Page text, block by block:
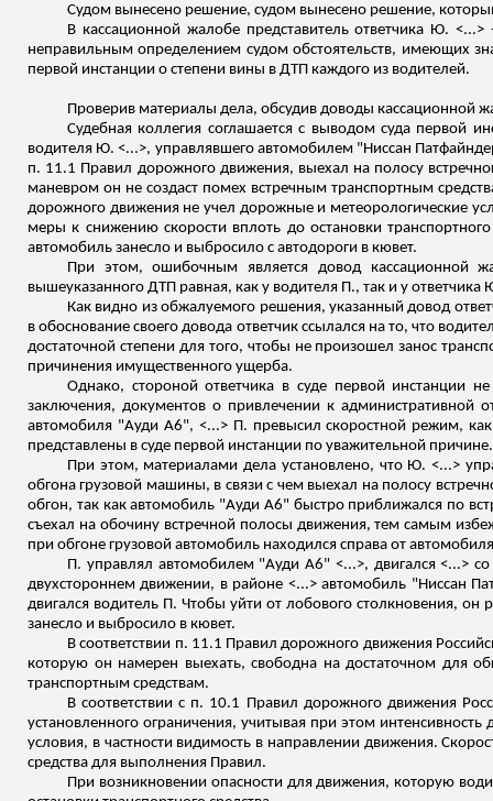
Судом вынесено решение, судом вынесено решение,
В кассационной жалобе представитель ответчика Ю.
неправильным определением судом обстоятельств, имеющих
первой инстанции о степени вины в ДТП каждого из водителей.
Проверив материалы дела, обсудив доводы кассационной
Судебная коллегия соглашается с выводом суда первой
водителя Ю. <...>, управлявшего автомобилем "Ниссан
п. 11.1 Правил дорожного движения, выехал на полосу
маневром он не создаст помех встречным транспортным
дорожного движения не учел дорожные и метеорологические
меры к снижению скорости вплоть до остановки
автомобиль занесло и выбросило с автодороги в кювет.
При этом, ошибочным является довод кассационной
вышеуказанного ДТП равная, как у водителя П., так и у ответчика
Как видно из обжалуемого решения, указанный довод
в обоснование своего довода ответчик ссылался на то, что
достаточной степени для того, чтобы не произошел занос
причинения имущественного ущерба.
Однако, стороной ответчика в суде первой инстанции
заключения, документов о привлечении к административной
автомобиля "Ауди A6", <...> П. превысил скоростной режим,
представлены в суде первой инстанции по уважительной причине.
При этом, материалами дела установлено, что Ю. <...>
обгона грузовой машины, в связи с чем выехал на полосу
обгон, так как автомобиль "Ауди A6" быстро приближался по
съехал на обочину встречной полосы движения, тем самым
при обгоне грузовой автомобиль находился справа от
П. управлял автомобилем "Ауди A6" <...>, двигался <...>
двухстороннем движении, в районе <...> автомобиль "Ниссан
двигался водитель П. Чтобы уйти от лобового столкновения, он
занесло и выбросило в кювет.
В соответствии п. 11.1 Правил дорожного движения
которую он намерен выехать, свободна на достаточном для
транспортным средствам.
В соответствии с п. 10.1 Правил дорожного движения
установленного ограничения, учитывая при этом
условия, в частности видимость в направлении движения.
средства для выполнения Правил.
При возникновении опасности для движения, которую